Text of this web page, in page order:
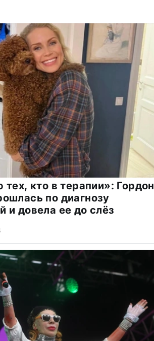
тех, кто в терапии»: Гордон
по диагнозу
и довела ее до слёз